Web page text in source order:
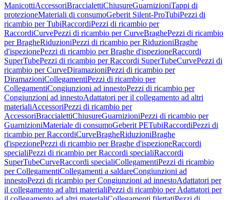
ManicottiAccessoriBraccialettiChiusureGuarnizioniTappi di
protezioneMateriali di consumoGeberit Silent-ProTubiPezzi di
ricambio per TubiRaccordiPezzi di ricambio per
RaccordiCurvePezzi di ricambio per CurveBraghePezzi di ricambio
per BragheRiduzioniPezzi di ricambio per RiduzioniBraghe
d'ispezionePezzi di ricambio per Braghe d'ispezioneRaccordi
SuperTubePezzi di ricambio per Raccordi SuperTubeCurvePezzi di
ricambio per CurveDiramazioniPezzi di ricambio per
DiramazioniCollegamentiPezzi di ricambio per
CollegamentiCongiunzioni ad innestoPezzi di ricambio per
Congiunzioni ad innestoAdattatori per il collegamento ad altri
materialiAccessoriPezzi di ricambio per
AccessoriBraccialettiChiusureGuarnizioniPezzi di ricambio per
GuarnizioniMateriale di consumoGeberit PETubiRaccordiPezzi di
ricambio per RaccordiCurveBragheRiduzioniBraghe
d'ispezionePezzi di ricambio per Braghe d'ispezioneRaccordi
specialiPezzi di ricambio per Raccordi specialiRaccordi
SuperTubeCurveRaccordi specialiCollegamentiPezzi di ricambio
per CollegamentiCollegamenti a saldareCongiunzioni ad
innestoPezzi di ricambio per Congiunzioni ad innestoAdattatori per
il collegamento ad altri materialiPezzi di ricambio per Adattatori per